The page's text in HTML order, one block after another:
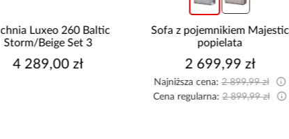
Sofa z pojemnikiem Majestic
popielata
2 699,99 zł
Kuchnia Aria TA/AR
bez blatu
3 819,00 zł